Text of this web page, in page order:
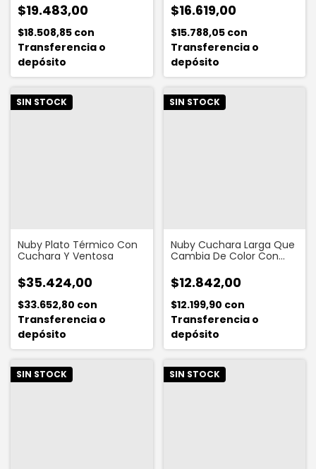
$19.483,00
$18.508,85 con
Transferencia o
depósito
$16.619,00
$15.788,05 con
Transferencia o
depósito
SIN STOCK
Nuby Plato Térmico Con
Cuchara Y Ventosa
$35.424,00
$33.652,80 con
Transferencia o
depósito
SIN STOCK
Nuby Cuchara Larga Que
Cambia De Color Con
$12.842,00
$12.199,90 con
Transferencia o
depósito
SIN STOCK SIN STOCK